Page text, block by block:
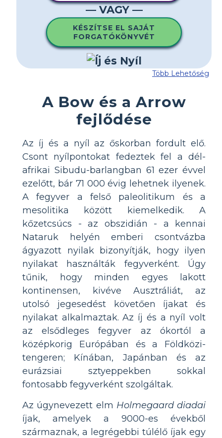
— VAGY —
KÉSZÍTSE EL SAJÁT
FORGATÓKÖNYVÉT
Több Lehetőség
A Bow és a Arrow
fejlődése
Az íj és a nyíl az őskorban fordult elő.
Csont nyílpontokat fedeztek fel a dél-
afrikai Sibudu-barlangban 61 ezer évvel
ezelőtt, bár 71 000 évig lehetnek ilyenek.
A fegyver a felső paleolitikum és a
mesolitika között kiemelkedik. A
kőzetcsúcs - az obszidián - a kennai
Nataruk helyén emberi csontvázba
ágyazott nyilak bizonyítják, hogy ilyen
nyilakat használták fegyverként. Úgy
tűnik, hogy minden egyes lakott
kontinensen, kivéve Ausztráliát, az
utolsó jegesedést követően íjakat és
nyilakat alkalmaztak. Az íj és a nyíl volt
az elsődleges fegyver az ókortól a
középkorig Európában és a Földközi-
tengeren; Kínában, Japánban és az
eurázsiai sztyeppekben sokkal
fontosabb fegyverként szolgáltak.
Az úgynevezett elm Holmegaard diadai
íjak, amelyek a 9000-es évekből
származnak, a legrégebbi túlélő íjak egy